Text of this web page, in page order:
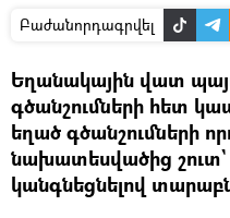
Բաժանորդագրվել
Եղանակային վատ
գծանշումների հետ
եղած գծանշումների
նախատեսվածից շուտ`
կանգնեցնելով